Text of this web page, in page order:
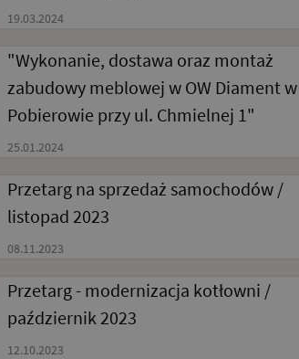
19.03.2024
"Wykonanie, dostawa oraz montaż
zabudowy meblowej w OW Diament w
Pobierowie przy ul. Chmielnej 1"
25.01.2024
Przetarg na sprzedaż samochodów /
listopad 2023
08.11.2023
Przetarg - modernizacja kotłowni /
październik 2023
12.10.2023